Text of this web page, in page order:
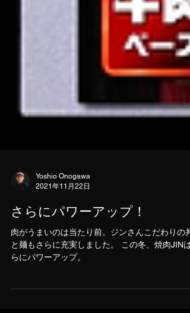
Yoshio Onogawa
2021年11月22日
さらにパワーアップ！
肉がうまいのは当たり前。ジンさんこだわりの丼
らにパワーアップ。